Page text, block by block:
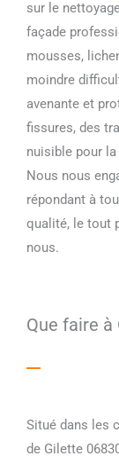
sur le
façade
mousses,
moindre
avenante et
fissures, des
nuisible pour
Nous nous
répondant à
qualité, le tout
nous.
Que faire à
Situé dans les
de Gilette